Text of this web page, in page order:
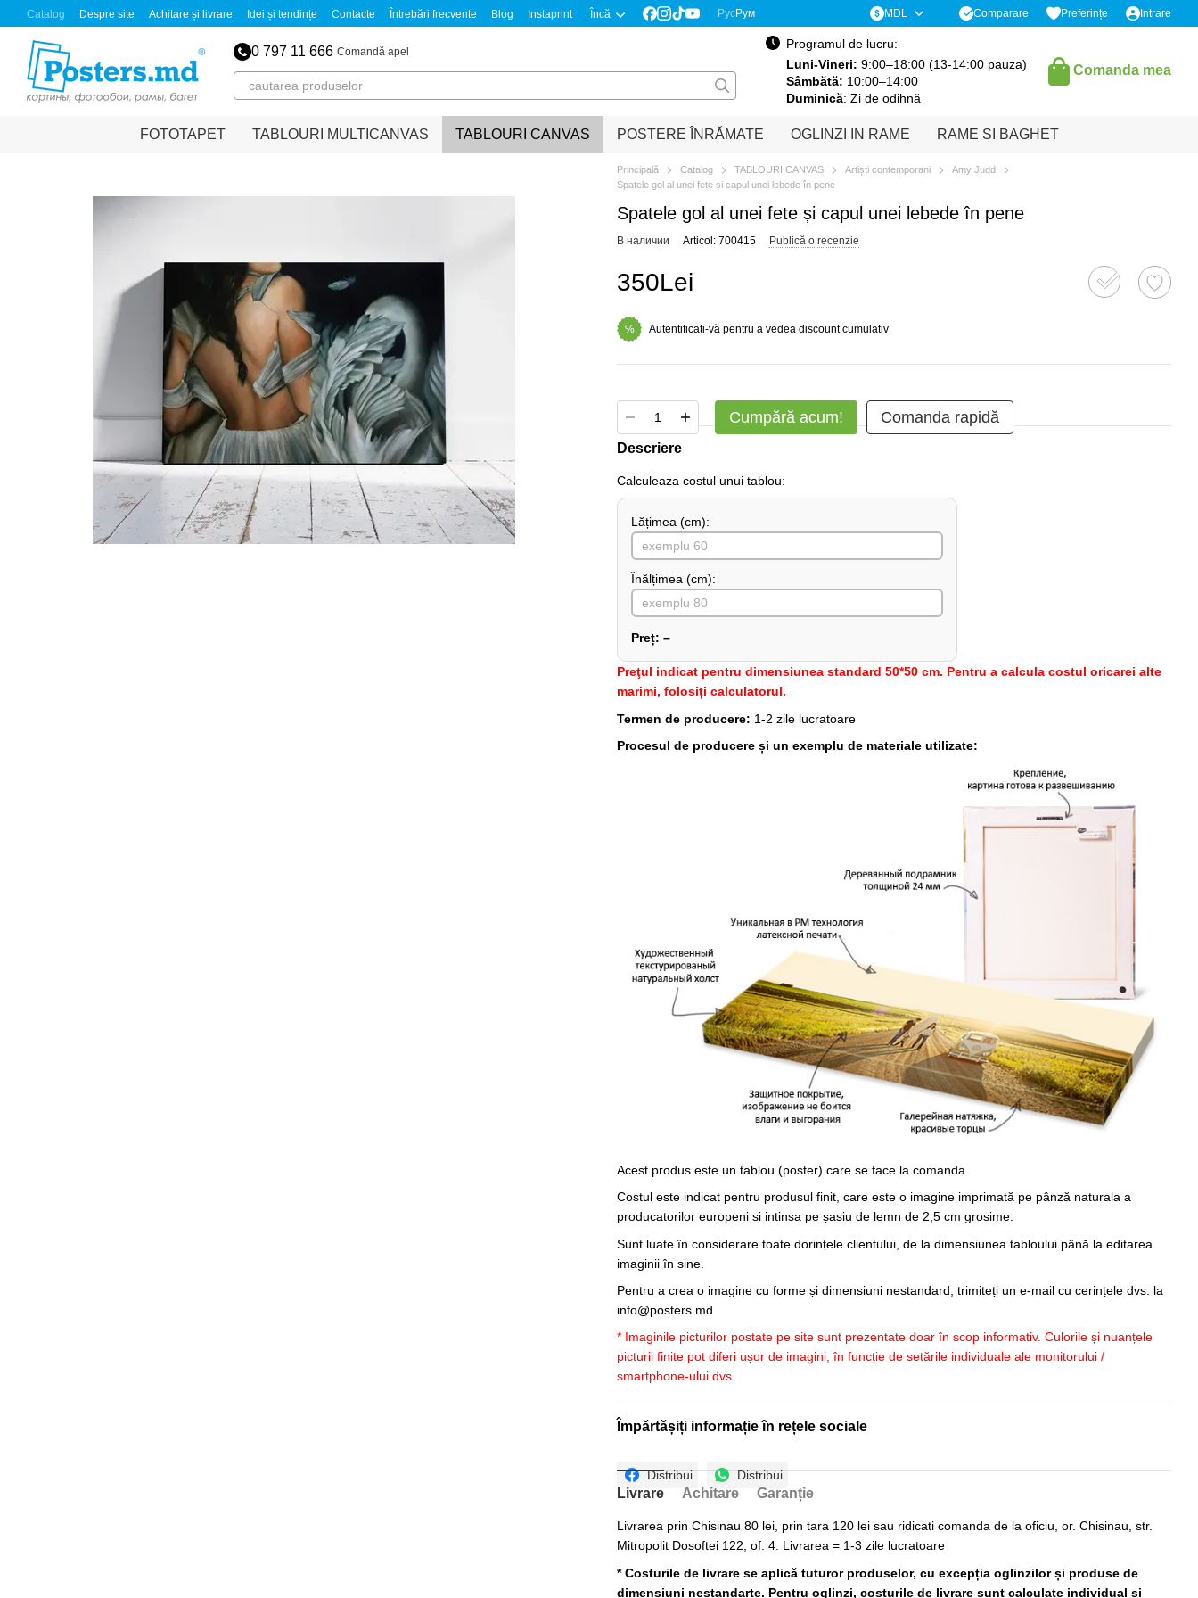
Mergi la conținutul principal
Catalog Despre site Achitare și livrare Idei și tendințe Contacte Întrebări frecvente Blog Instaprint Încă РусРум MDL Comparare Preferințe Intrare
0 797 11 666 Comandă apel
Programul de lucru:
Luni-Vineri: 9:00–18:00 (13-14:00 pauza)
Sâmbătă: 10:00–14:00
Duminică: Zi de odihnă
Comanda mea
FOTOTAPET TABLOURI MULTICANVAS TABLOURI CANVAS POSTERE ÎNRĂMATE OGLINZI IN RAME RAME SI BAGHET
Principală Catalog TABLOURI CANVAS Artiști contemporani
Amy Judd
Spatele gol al unei fete și capul unei lebede în pene
Spatele gol al unei fete și capul unei lebede în pene
В наличии Articol: 700415 Publică o recenzie
350Lei
% Autentificați-vă pentru a vedea discount cumulativ
Cumpără acum! Comanda rapidă
Descriere
Сalculeaza costul unui tablou:
Lățimea (сm):
Înălțimea (cm):
Preț: –
Preţul indicat pentru dimensiunea standard 50*50 cm. Pentru a calcula costul oricarei alte
marimi, folosiți calculatorul.
Termen de producere: 1-2 zile lucratoare
Procesul de producere și un exemplu de materiale utilizate:
Acest produs este un tablou (poster) care se face la comanda.
Costul este indicat pentru produsul finit, care este o imagine imprimată pe pânză naturala a
producatorilor europeni si intinsa pe șasiu de lemn de 2,5 cm grosime.
Sunt luate în considerare toate dorințele clientului, de la dimensiunea tabloului până la editarea
imaginii în sine.
Pentru a crea o imagine cu forme și dimensiuni nestandard, trimiteți un e-mail cu cerințele dvs. la
info@posters.md
* Imaginile picturilor postate pe site sunt prezentate doar în scop informativ. Culorile și nuanțele
picturii finite pot diferi ușor de imagini, în funcție de setările individuale ale monitorului /
smartphone-ului dvs.
Împărtășiți informație în rețele sociale
Distribui Distribui
Livrare Achitare Garanție
Livrarea prin Chisinau 80 lei, prin tara 120 lei sau ridicati comanda de la oficiu, or. Chisinau, str.
Mitropolit Dosoftei 122, of. 4. Livrarea = 1-3 zile lucratoare
* Costurile de livrare se aplică tuturor produselor, cu excepția oglinzilor și produse de
dimensiuni nestandarte. Pentru oglinzi, costurile de livrare sunt calculate individual și